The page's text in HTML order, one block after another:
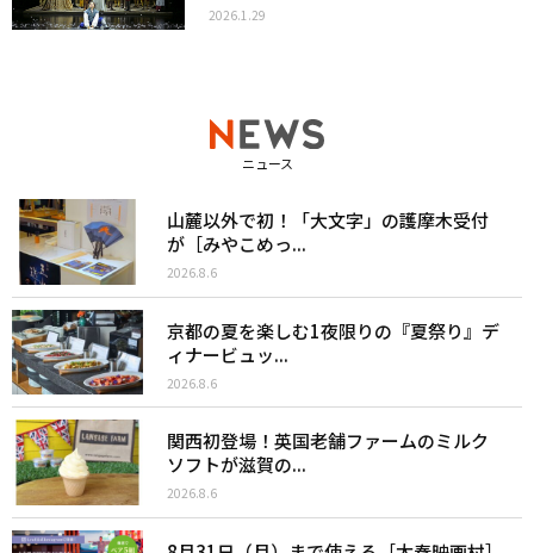
2026.1.29
ニュース
山麓以外で初！「大文字」の護摩木受付
が［みやこめっ...
2026.8.6
京都の夏を楽しむ1夜限りの『夏祭り』デ
ィナービュッ...
2026.8.6
関西初登場！英国老舗ファームのミルク
ソフトが滋賀の...
2026.8.6